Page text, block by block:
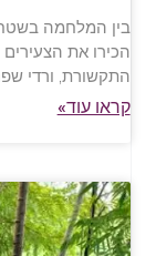
בין המלחמה
הכירו את
התקשורת, ורדי
קראו עוד»